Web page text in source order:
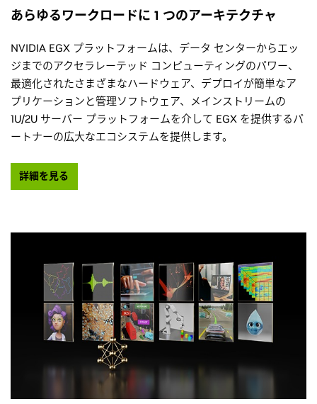
あらゆるワークロードに 1 つのアーキテクチャ
NVIDIA EGX プラットフォームは、データ センターからエッ
ジまでのアクセラレーテッド コンピューティングのパワー、
最適化されたさまざまなハードウェア、デプロイが簡単なア
プリケーションと管理ソフトウェア、メインストリームの
1U/2U サーバー プラットフォームを介して EGX を提供するパ
ートナーの広大なエコシステムを提供します。
詳細を見る